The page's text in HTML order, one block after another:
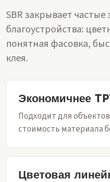
SBR закрывает частые
благоустройства:
понятная фасовка,
клея.
Экономичнее
Подходит для
стоимость материала
Цветовая